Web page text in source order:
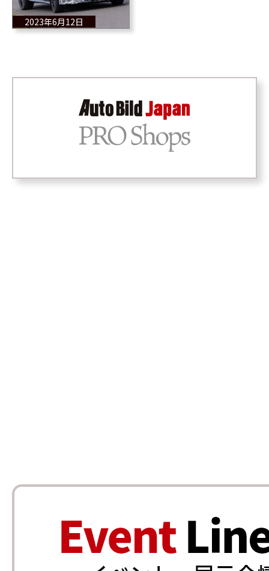
2023年6月12日